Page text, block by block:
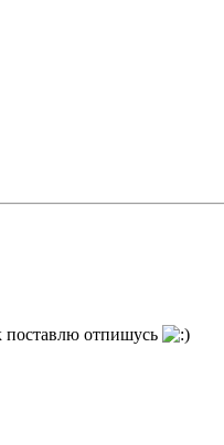
поставлю отпишусь